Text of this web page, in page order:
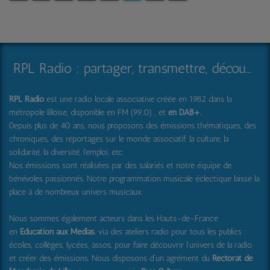
RPL Radio : partager, transmettre, découvrir et surprendre
RPL Radio est une radio locale associative créée en 1982 dans la
métropole lilloise, disponible en FM (99.0) , et en DAB+.
Depuis plus de 40 ans, nous proposons des émissions thématiques, des
chroniques, des reportages sur le monde associatif, la culture, la
solidarité, la diversité, l'emploi, etc.
Nos émissions sont réalisées par des salariés et notre équipe de
bénévoles passionnés. Notre programmation musicale éclectique laisse la
place à de nombreux univers musicaux.
Nous sommes également acteurs dans les Hauts-de-France
en Education aux Médias, via des ateliers radio pour tous les publics :
écoles, collèges, lycées, assos, pour faire découvrir l'univers de la radio
et créer des émissions. Nous disposons d'un agrément du Rectorat de